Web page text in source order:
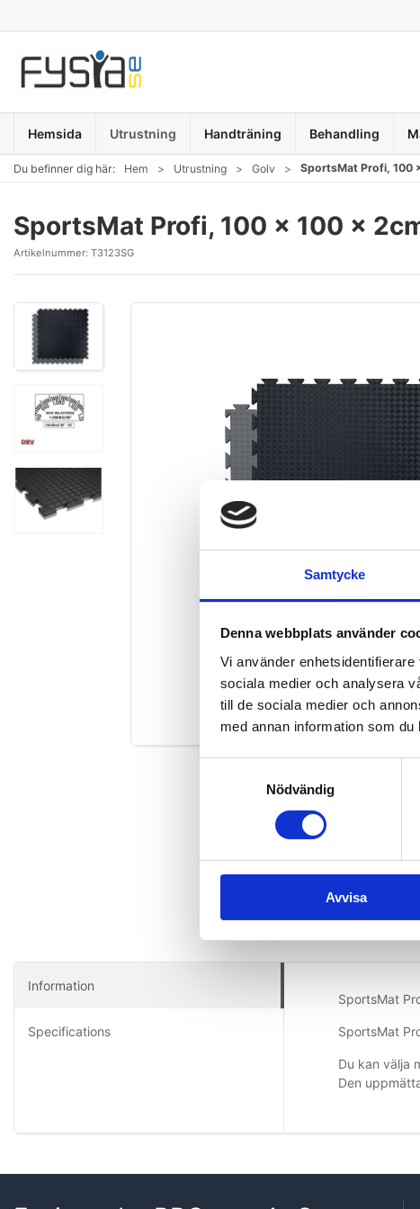
Samtycke
Denna webbplats använder
Vi använder
sociala medier och analysera
till de sociala medier och
med annan information som
Nödvändig
Avvisa
Hemsida Utrustning Handträning Behandling
Du befinner dig här: Hem Utrustning Golv SportsMat Profi, 100
SportsMat Profi, 100 x 100 x
Artikelnummer: T3123SG
Förstora
Information
Specifications
SportsMat
SportsMat
Du kan välja
Den